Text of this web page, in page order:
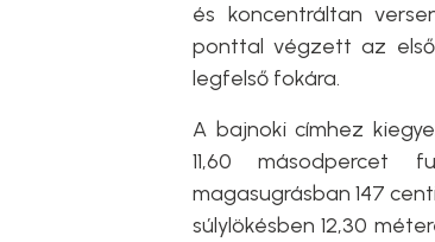
és koncentráltan
ponttal végzett az
legfelső fokára.
A bajnoki címhez
11,60
magasugrásban 147
súlylökésben 12,30